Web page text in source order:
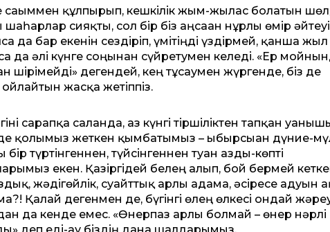
сағыммен құлпырып, кешкілік жым-жылас болатын
сияқты, сол бір біз аңсаған нұрлы өмір
да бар екенін сездіріп, үмітіңді үздірмей, қанша жыл
да әлі күнге соңынан сүйретумен келеді. «Ер
шірімейді» дегендей, кең тұсаумен жүргенде, біз де
ойлайтын жасқа жетіппіз.
сарапқа салғанда, аз күнгі тіршіліктен тапқан
қолымыз жеткен қымбатымыз – ыбырсыған дүние-
бір түртінгеннен, түйсінгеннен туған азды-көпті
екен. Қазіргі­дей белең алып, бой бермей
жәдігөйлік, суайттық арлы адамға, әсіресе адуын
Қалай де­генмен де, бүгінгі өлең өлкесі ондай
да кенде емес. «Өнер­паз арлы болмай – өнер нәрлі